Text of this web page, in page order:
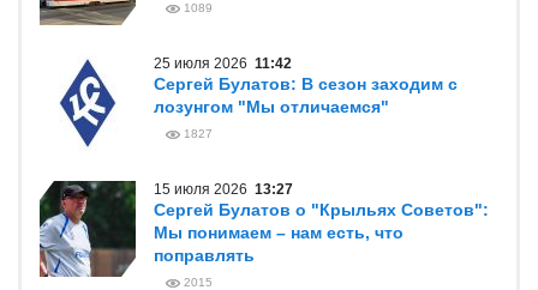
1089
25 июля 2026 11:42
Сергей Булатов: В сезон заходим с
лозунгом "Мы отличаемся"
1827
15 июля 2026 13:27
Сергей Булатов о "Крыльях Советов":
Мы понимаем – нам есть, что
поправлять
2015